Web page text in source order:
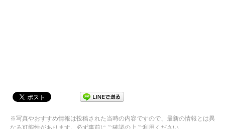
※写真やおすすめ情報は投稿された当時の内容ですので、最新の情報とは異
なる可能性があります。必ず事前にご確認の上ご利用ください。